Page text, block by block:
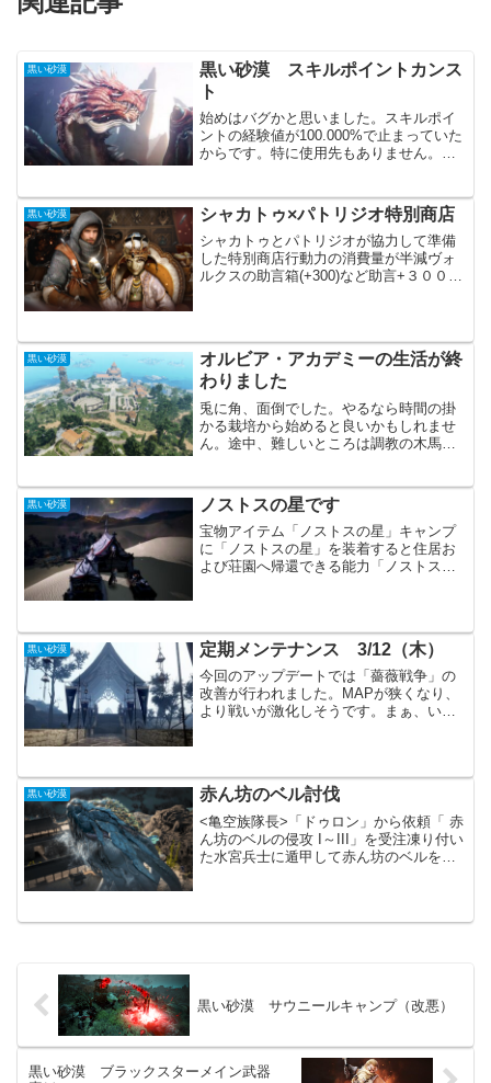
黒い砂漠
黒い砂漠 スキルポイントカンス
ト
始めはバグかと思いました。スキルポイ
ントの経験値が100.000%で止まっていた
からです。特に使用先もありません。た
スト正直何時頃からカンストしていたの
か分かりません。...
黒い砂漠 シャカトゥ×パトリジオ特別商店
シャカトゥとパトリジオが協力して準備
した特別商店行動力の消費量が半減ヴォ
ルクスの助言箱(+300)など助言+３００を
の束」が追加...
黒い砂漠
オルビア・アカデミーの生活が終
わりました
兎に角、面倒でした。やるなら時間の掛
かる栽培から始めると良いかもしれませ
ん。途中、難しいところは調教の木馬が
ます。全てが終わったら、パール商店で
１００シルバーのパスを購...
黒い砂漠 ノストスの星です
宝物アイテム「ノストスの星」キャンプ
に「ノストスの星」を装着すると住居お
よび荘園へ帰還できる能力「ノストスの
ん。正直、使い勝手は悪い...
黒い砂漠 定期メンテナンス 3/12（木）
今回のアップデートでは「薔薇戦争」の
改善が行われました。MAPが狭くなり、
より戦いが激化しそうです。まぁ、いつ
まっています。...
黒い砂漠 赤ん坊のベル討伐
<亀空族隊長>「ドゥロン」から依頼「 赤
ん坊のベルの侵攻 I～III」を受注凍り付い
た水宮兵士に遁甲して赤ん坊のベルを討
し...
黒い砂漠 サウニールキャンプ（改悪）
黒い砂漠 ブラックスターメイン武器